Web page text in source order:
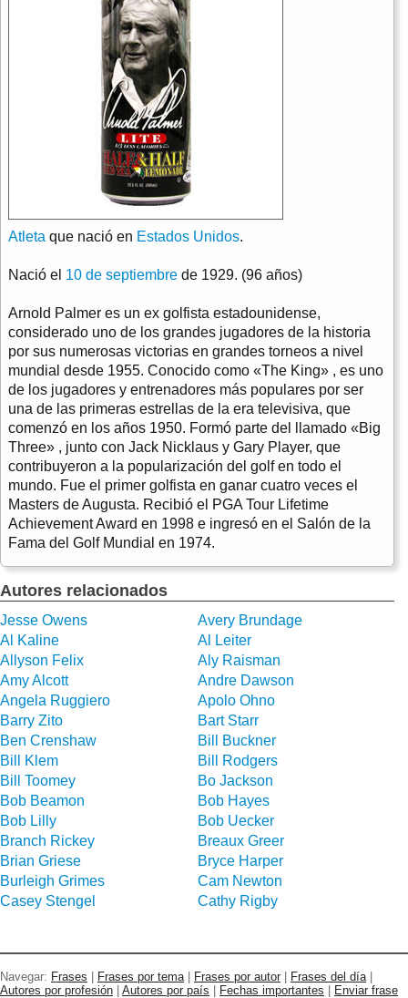
Atleta que nació en Estados Unidos.
Nació el 10 de septiembre de 1929. (96 años)
Arnold Palmer es un ex golfista estadounidense,
considerado uno de los grandes jugadores de la historia
por sus numerosas victorias en grandes torneos a nivel
mundial desde 1955. Conocido como «The King» , es uno
de los jugadores y entrenadores más populares por ser
una de las primeras estrellas de la era televisiva, que
comenzó en los años 1950. Formó parte del llamado «Big
Three» , junto con Jack Nicklaus y Gary Player, que
contribuyeron a la popularización del golf en todo el
mundo. Fue el primer golfista en ganar cuatro veces el
Masters de Augusta. Recibió el PGA Tour Lifetime
Achievement Award en 1998 e ingresó en el Salón de la
Fama del Golf Mundial en 1974.
Autores relacionados
Jesse Owens
Avery Brundage
Al Kaline
Al Leiter
Allyson Felix
Aly Raisman
Amy Alcott
Andre Dawson
Angela Ruggiero
Apolo Ohno
Barry Zito
Bart Starr
Ben Crenshaw
Bill Buckner
Bill Klem
Bill Rodgers
Bill Toomey
Bo Jackson
Bob Beamon
Bob Hayes
Bob Lilly
Bob Uecker
Branch Rickey
Breaux Greer
Brian Griese
Bryce Harper
Burleigh Grimes
Cam Newton
Casey Stengel
Cathy Rigby
Navegar: Frases Frases por tema Frases por autor Frases del día
Autores por profesión
Autores por país Fechas importantes Enviar frase